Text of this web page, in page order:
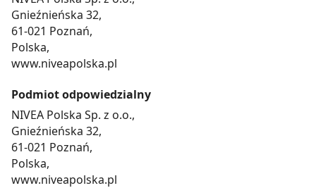
Gnieźnieńska 32,
61-021 Poznań,
Polska,
www.niveapolska.pl
Podmiot odpowiedzialny
NIVEA Polska Sp. z o.o.,
Gnieźnieńska 32,
61-021 Poznań,
Polska,
www.niveapolska.pl